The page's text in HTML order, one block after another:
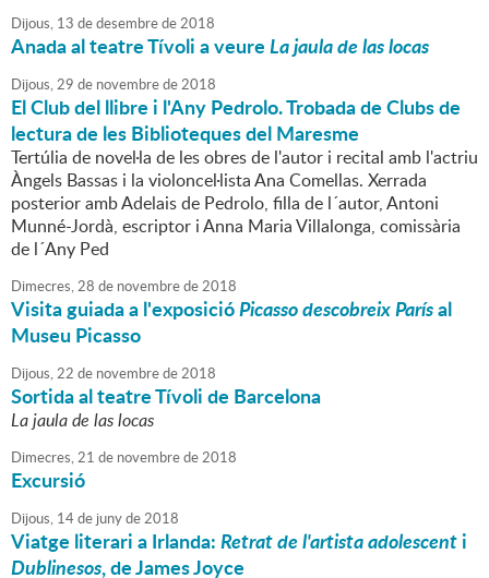
Dijous, 13 dedesembrede2018
Anada al teatre Tívoli a veureLa jaula de las locas
Dijous,29 de novembrede2018
El Club del llibre i l'Any Pedrolo. Trobada de Clubs de
lectura de les Biblioteques del Maresme
Tertúlia de novel·la de les obres de l'autor i recital amb l'actriu
Àngels Bassas i la violoncel·lista Ana Comellas. Xerrada
posterior amb Adelais de Pedrolo, filla de l´autor, Antoni
Munné-Jordà, escriptor i Anna Maria Villalonga, comissària
de l´Any Ped
Dimecres,28 de novembrede2018
Visita guiada a l'exposicióPicasso descobreix Parísal
Museu Picasso
Dijous,22 de novembrede2018
Sortida al teatre Tívoli de Barcelona
La jaula de las locas
Dimecres,21 de novembrede2018
Excursió
Dijous, 14de junyde2018
Viatge literari a Irlanda:Retrat de l'artista adolescenti
Dublinesos, de James Joyce